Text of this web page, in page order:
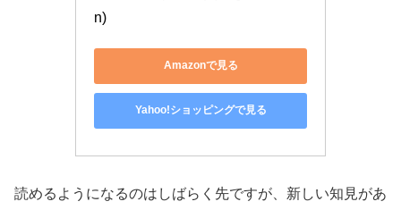
n)
Amazonで見る
Yahoo!ショッピングで見る
読めるようになるのはしばらく先ですが、新しい知見があ